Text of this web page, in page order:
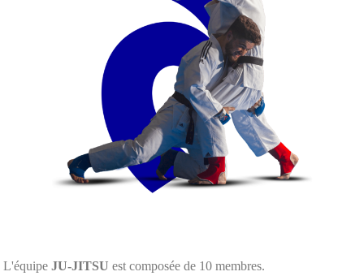
L'équipe JU-JITSU est composée de 10 membres.